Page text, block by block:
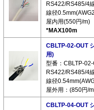
RS422/RS485/4
線径
屋内用(550円/m)
*MAX100m
CBLTP-02-OUT
用)
型番：CBLTP-
RS422/RS485/4
線径
屋外用：(850円/
CBLTP-04-OUT